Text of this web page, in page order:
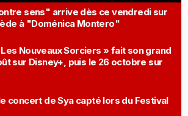
sens" arrive dès ce vendredi sur
à "Doménica Montero"
Nouveaux Sorciers » fait son grand
sur Disney+, puis le 26 octobre sur
concert de Sya capté lors du Festival